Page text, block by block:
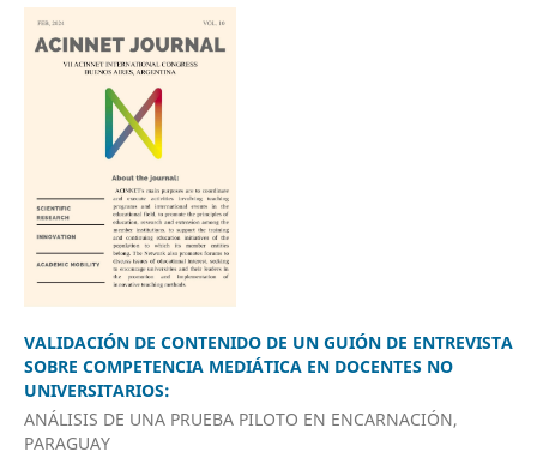
VALIDACIÓN DE CONTENIDO DE UN GUIÓN DE ENTREVISTA
SOBRE COMPETENCIA MEDIÁTICA EN DOCENTES NO
UNIVERSITARIOS:
ANÁLISIS DE UNA PRUEBA PILOTO EN ENCARNACIÓN,
PARAGUAY